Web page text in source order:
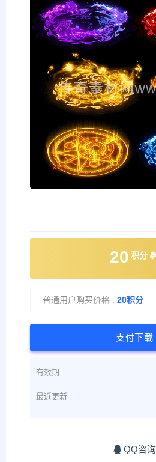
20 积分
普通用户购买价格 : 20积分
支付下载
有效期
最近更新
QQ咨询